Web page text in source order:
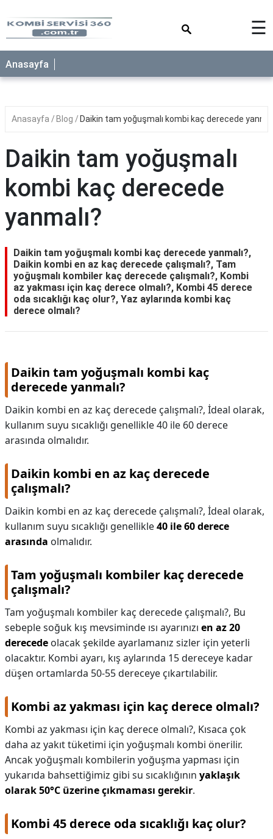
☰
Anasayfa
Anasayfa Blog Daikin tam yoğuşmalı kombi kaç derecede
Daikin tam yoğuşmalı
kombi kaç derecede
yanmalı?
Daikin tam yoğuşmalı kombi kaç derecede yanmalı?,
Daikin kombi en az kaç derecede çalışmalı?, Tam
yoğuşmalı kombiler kaç derecede çalışmalı?, Kombi
az yakması için kaç derece olmalı?, Kombi 45 derece
oda sıcaklığı kaç olur?, Yaz aylarında kombi kaç
derece olmalı?
Daikin tam yoğuşmalı kombi kaç
derecede yanmalı?
Daikin kombi en az kaç derecede çalışmalı?, İdeal olarak,
kullanım suyu sıcaklığı genellikle 40 ile 60 derece
arasında olmalıdır.
Daikin kombi en az kaç derecede
çalışmalı?
Daikin kombi en az kaç derecede çalışmalı?, İdeal olarak,
kullanım suyu sıcaklığı genellikle40 ile 60 derece
arasında olmalıdır.
Tam yoğuşmalı kombiler kaç derecede
çalışmalı?
Tam yoğuşmalı kombiler kaç derecede çalışmalı?, Bu
sebeple soğuk kış mevsiminde ısı ayarınızı en az 20
derecede olacak şekilde ayarlamanız sizler için yeterli
olacaktır. Kombi ayarı, kış aylarında 15 dereceye kadar
düşen ortamlarda 50-55 dereceye çıkartılabilir.
Kombi az yakması için kaç derece olmalı?
Kombi az yakması için kaç derece olmalı?, Kısaca çok
daha az yakıt tüketimi için yoğuşmalı kombi önerilir.
Ancak yoğuşmalı kombilerin yoğuşma yapması için
yukarıda bahsettiğimiz gibi su sıcaklığının yaklaşık
olarak 50°C üzerine çıkmaması gerekir.
Kombi 45 derece oda sıcaklığı kaç olur?